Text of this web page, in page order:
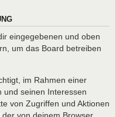
eingegebenen und oben
um das Board betreiben
im Rahmen einer
und seinen Interessen
von Zugriffen und Aktionen